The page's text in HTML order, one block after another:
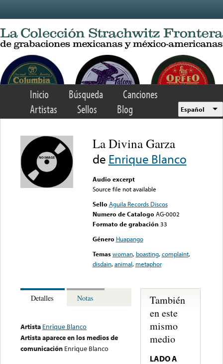
Inicio Búsqueda
Canciones
Artistas
Sellos Blog Español
La Divina Garza
de Enrique Blanco
Audio excerpt
Source file not available
Sello Aguila Records Discos
Numero de Catalogo AG-0002
Formato de grabación 33
Género Huapango
Temas woman, boasting,complaint,
disdain,animal, metaphor
Detalles Notas
Artista Enrique Blanco
Artista aparece en los medios de
comunicación Enrique Blanco
También
en este
mismo
medio
LADO A